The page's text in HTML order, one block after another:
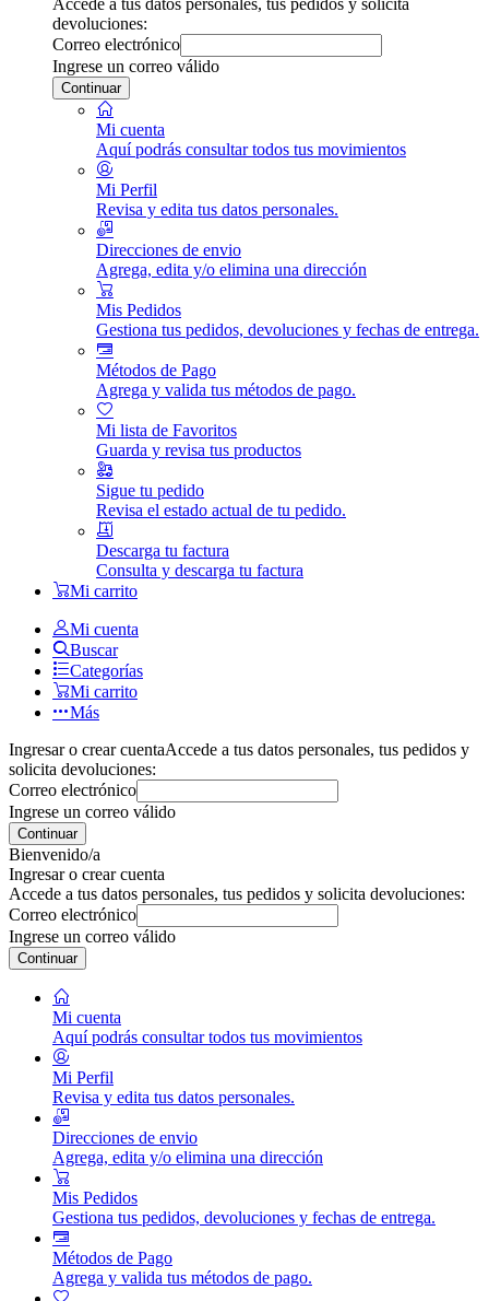
devoluciones:
Correo electrónico
Ingrese un correo válido
Continuar
Mi cuenta
Aquí podrás consultar todos tus movimientos
Mi Perfil
Revisa y edita tus datos personales.
Direcciones de envio
Agrega, edita y/o elimina una dirección
Mis Pedidos
Gestiona tus pedidos, devoluciones y fechas de entrega.
Métodos de Pago
Agrega y valida tus métodos de pago.
Mi lista de Favoritos
Guarda y revisa tus productos
Sigue tu pedido
Revisa el estado actual de tu pedido.
Descarga tu factura
Consulta y descarga tu factura
Mi carrito
Mi cuenta
Buscar
Categorías
Mi carrito
Más
Ingresar o crear cuentaAccede a tus datos personales, tus pedidos y
solicita devoluciones:
Correo electrónico
Ingrese un correo válido
Continuar
Bienvenido/a
Ingresar o crear cuenta
Accede a tus datos personales, tus pedidos y solicita devoluciones:
Correo electrónico
Ingrese un correo válido
Continuar
Mi cuenta
Aquí podrás consultar todos tus movimientos
Mi Perfil
Revisa y edita tus datos personales.
Direcciones de envio
Agrega, edita y/o elimina una dirección
Mis Pedidos
Gestiona tus pedidos, devoluciones y fechas de entrega.
Métodos de Pago
Agrega y valida tus métodos de pago.